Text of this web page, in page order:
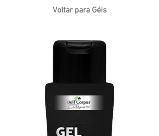
Voltar para Géis